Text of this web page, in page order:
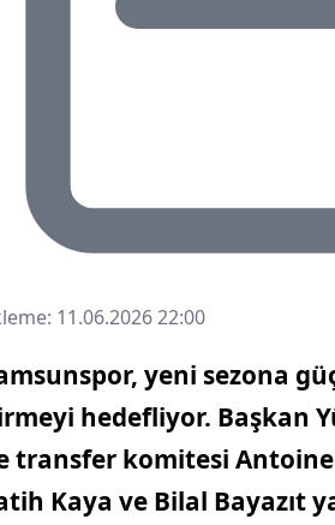
11.06.2026 22:00
yeni sezona
hedefliyor. Başkan
transfer komitesi
Kaya ve Bilal Bayazıt